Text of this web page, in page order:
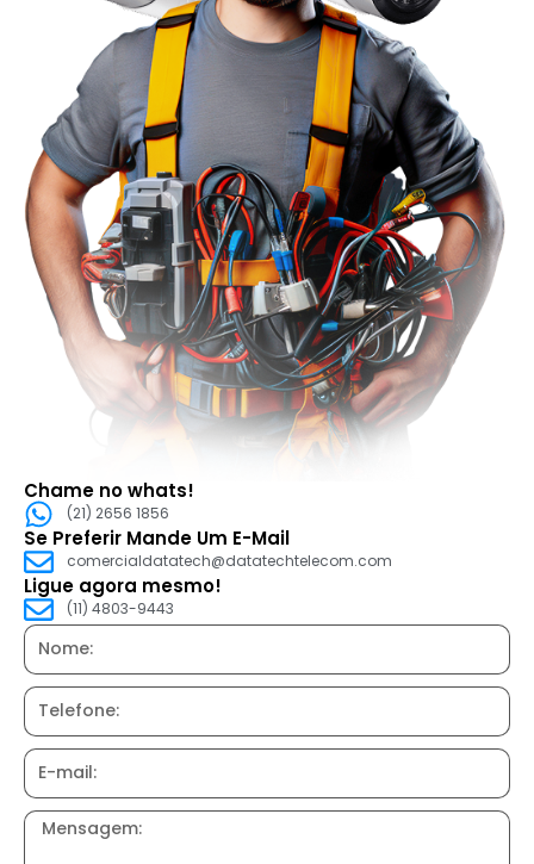
Chame no whats!
(21) 2656 1856
Se Preferir Mande Um E-Mail
comercialdatatech@datatechtelecom.com
Ligue agora mesmo!
(11) 4803-9443
Nome:
Telefone:
E-
mail:
Mensagem: